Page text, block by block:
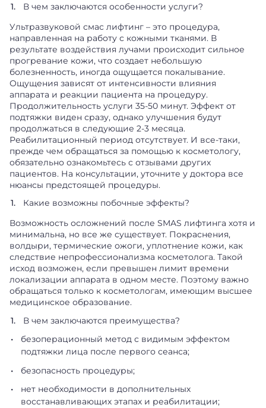
В чем заключаются особенности услуги?
Ультразвуковой смас лифтинг – это процедура,
направленная на работу с кожными тканями. В
результате воздействия лучами происходит сильное
прогревание кожи, что создает небольшую
болезненность, иногда ощущается покалывание.
Ощущения зависят от интенсивности влияния
аппарата и реакции пациента на процедуру.
Продолжительность услуги 35-50 минут. Эффект от
подтяжки виден сразу, однако улучшения будут
продолжаться в следующие 2-3 месяца.
Реабилитационный период отсутствует. И все-таки,
прежде чем обращаться за помощью к косметологу,
обязательно ознакомьтесь с отзывами других
пациентов. На консультации, уточните у доктора все
нюансы предстоящей процедуры.
Какие возможны побочные эффекты?
Возможность осложнений после SMAS лифтинга хотя и
минимальна, но все же существует. Покраснения,
волдыри, термические ожоги, уплотнение кожи, как
следствие непрофессионализма косметолога. Такой
исход возможен, если превышен лимит времени
локализации аппарата в одном месте. Поэтому важно
обращаться только к косметологам, имеющим высшее
медицинское образование.
В чем заключаются преимущества?
безоперационный метод с видимым эффектом
подтяжки лица после первого сеанса;
безопасность процедуры;
нет необходимости в дополнительных
восстанавливающих этапах и реабилитации;